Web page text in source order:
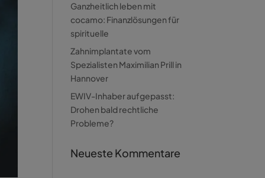
Ganzheitlich leben mit
cocamo: Finanzlösungen für
spirituelle
Zahnimplantate vom
Spezialisten Maximilian Prill in
Hannover
EWIV-Inhaber aufgepasst:
Drohen bald rechtliche
Probleme?
Neueste Kommentare